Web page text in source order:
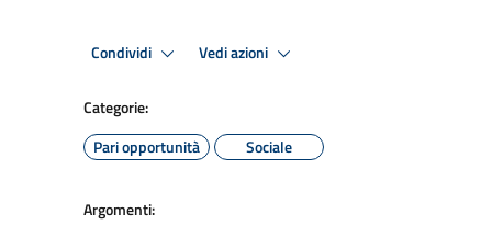
Condividi Vedi azioni
Categorie:
Pari opportunità
Sociale
Argomenti: